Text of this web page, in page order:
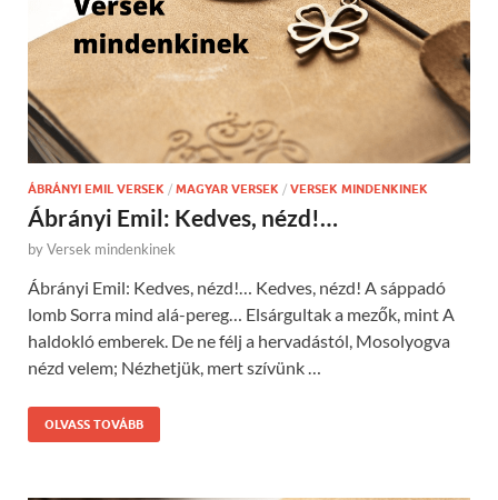
ÁBRÁNYI EMIL VERSEK / MAGYAR VERSEK / VERSEK MINDENKINEK
Ábrányi Emil: Kedves, nézd!…
byVersek mindenkinek
Ábrányi Emil: Kedves, nézd!… Kedves, nézd! A sáppadó
lomb Sorra mind alá-pereg… Elsárgultak a mezők, mint A
haldokló emberek. De ne félj a hervadástól, Mosolyogva
nézd velem; Nézhetjük, mert szívünk …
OLVASS TOVÁBB